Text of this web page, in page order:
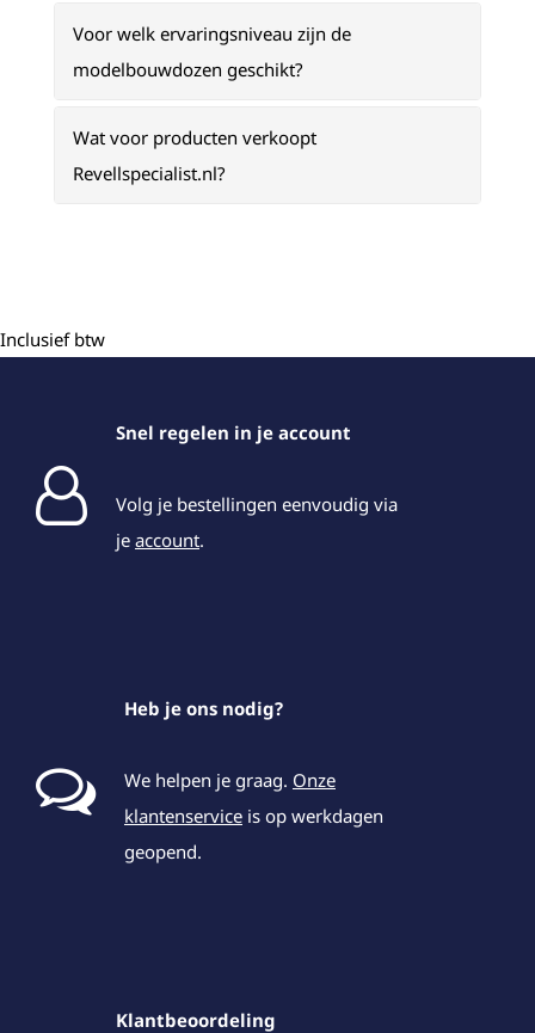
Voor welk ervaringsniveau zijn de
modelbouwdozen geschikt?
Wat voor producten verkoopt
Revellspecialist.nl?
Inclusief btw
Snel regelen in je account
Volg je bestellingen eenvoudig via
je account.
Heb je ons nodig?
We helpen je graag. Onze
klantenservice is op werkdagen
geopend.
Klantbeoordeling